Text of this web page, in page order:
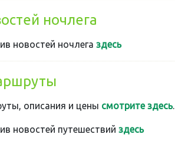
ночлега
новостей ночлега здесь
описания и цены смотрите здесь.
новостей путешествий здесь